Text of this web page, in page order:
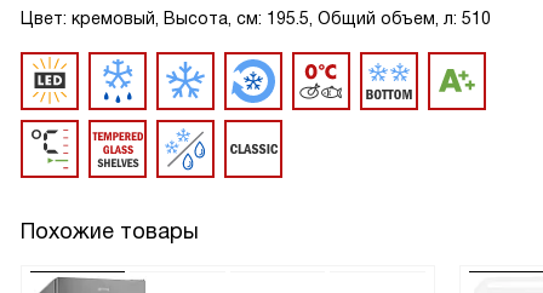
Цвет: кремовый, Высота, см: 195.5, Общий объем, л: 510
Похожие товары